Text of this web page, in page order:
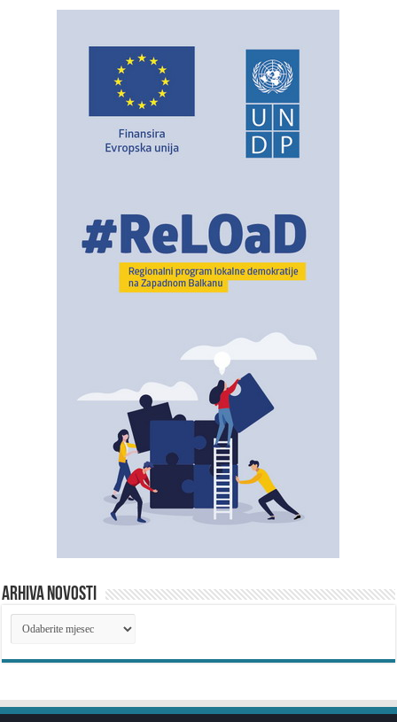
ARHIVA NOVOSTI
ARHIVA
NOVOSTI